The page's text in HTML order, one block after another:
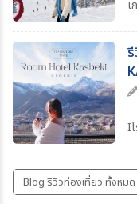
เ
เ
I
ว้
ค
Blog รีวิวท่องเที่ยว ทั้งหมด